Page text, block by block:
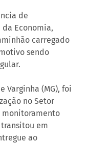
de
da Economia,
carregado
sendo
Varginha (MG), foi
no Setor
monitoramento
em
ao